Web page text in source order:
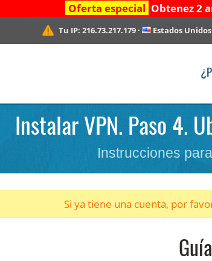
Oferta especial Obtenez 2
Tu IP: 216.73.217.179· Estados Unidos
Instalar VPN. Paso 4.
Instrucciones
Si ya tiene una cuenta, por